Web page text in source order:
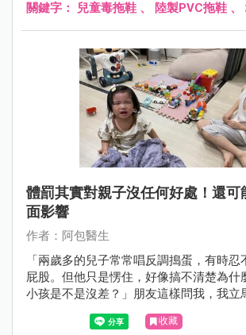
關鍵字： 兒童毒拖鞋 、 陸製PVC拖鞋 、
體罰其實對親子沒任何好處！還可
面影響
作者：阿包醫生
「兩歲多的兒子常常唱反調搗蛋，有時
屁股。但他只是愣住，好像搞不清楚為什
小孩是不是沒差？」朋友這樣問我，我立
知道喔！千萬不要小看孩子的能力和記憶
家聊聊體罰對孩子的影響。收藏